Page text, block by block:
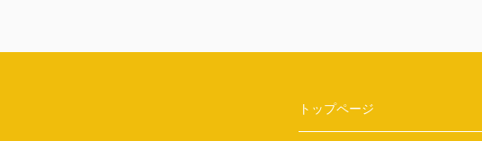
トップページ